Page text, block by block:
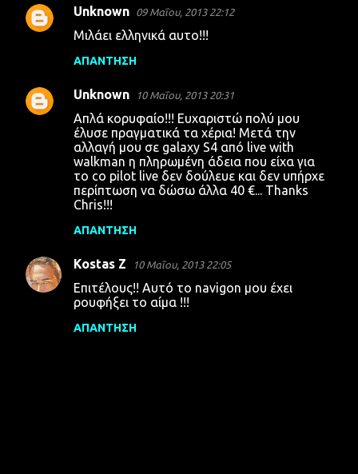
Σ
λ
ι
Unknown 09 Μαΐου, 2013 22:12
Μιλάει ελληνικά αυτο!!!
ΑΠΆΝΤΗΣΗ
Unknown 10 Μαΐου, 2013 20:31
Απλά κορυφαίο!!! Ευχαριστώ πολύ μου
έλυσε πραγματικά τα χέρια! Μετά την
αλλαγή μου σε galaxy S4 από live with
walkman η πληρωμένη άδεια που είχα για
το co pilot live δεν δούλευε και δεν υπήρχε
περίπτωση να δώσω άλλα 40 €... Thanks
Chris!!!
ΑΠΆΝΤΗΣΗ
Kostas Z 10 Μαΐου, 2013 22:05
Επιτέλους!! Αυτό το navigon μου έχει
ρουφήξει το αίμα !!!
ΑΠΆΝΤΗΣΗ